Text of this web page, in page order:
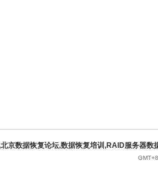
京数据恢复论坛,数据恢复培训,RAID服务器